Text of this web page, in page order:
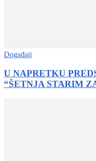
Događaji
U NAPRETKU
“ŠETNJA STARIM